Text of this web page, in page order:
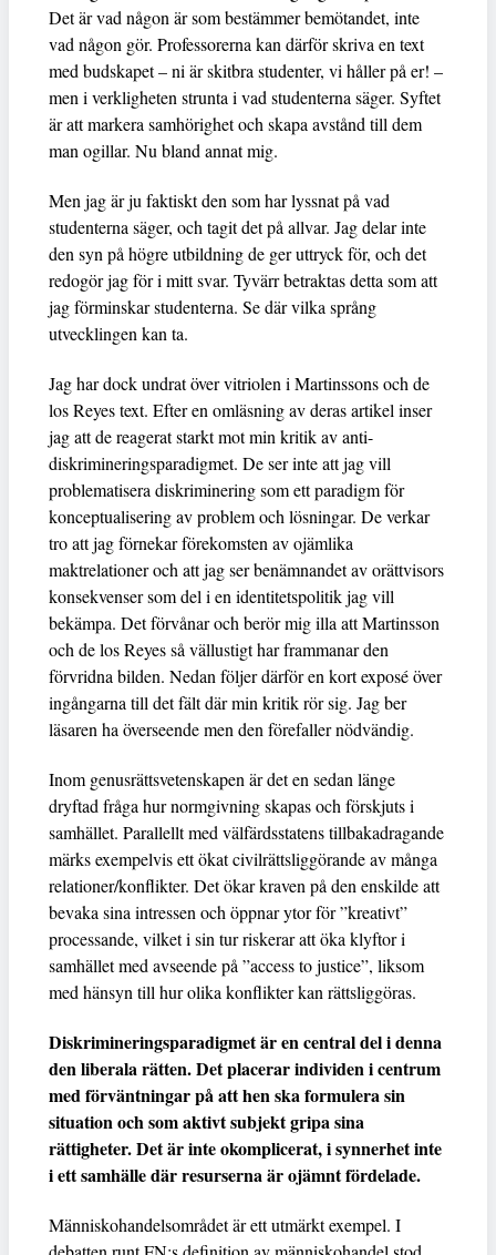
Det är vad någon är som bestämmer bemötandet, inte
vad någon gör. Professorerna kan därför skriva en text
med budskapet – ni är skitbra studenter, vi håller på er! –
men i verkligheten strunta i vad studenterna säger. Syftet
är att markera samhörighet och skapa avstånd till dem
man ogillar. Nu bland annat mig.
Men jag är ju faktiskt den som har lyssnat på vad
studenterna säger, och tagit det på allvar. Jag delar inte
den syn på högre utbildning de ger uttryck för, och det
redogör jag för i mitt svar. Tyvärr betraktas detta som att
jag förminskar studenterna. Se där vilka språng
utvecklingen kan ta.
Jag har dock undrat över vitriolen i Martinssons och de
los Reyes text. Efter en omläsning av deras artikel inser
jag att de reagerat starkt mot min kritik av anti-
diskrimineringsparadigmet. De ser inte att jag vill
problematisera diskriminering som ett paradigm för
konceptualisering av problem och lösningar. De verkar
tro att jag förnekar förekomsten av ojämlika
maktrelationer och att jag ser benämnandet av orättvisors
konsekvenser som del i en identitetspolitik jag vill
bekämpa. Det förvånar och berör mig illa att Martinsson
och de los Reyes så vällustigt har frammanar den
förvridna bilden. Nedan följer därför en kort exposé över
ingångarna till det fält där min kritik rör sig. Jag ber
läsaren ha överseende men den förefaller nödvändig.
Inom genusrättsvetenskapen är det en sedan länge
dryftad fråga hur normgivning skapas och förskjuts i
samhället. Parallellt med välfärdsstatens tillbakadragande
märks exempelvis ett ökat civilrättsliggörande av många
relationer/konflikter. Det ökar kraven på den enskilde att
bevaka sina intressen och öppnar ytor för ”kreativt”
processande, vilket i sin tur riskerar att öka klyftor i
samhället med avseende på ”access to justice”, liksom
med hänsyn till hur olika konflikter kan rättsliggöras.
Diskrimineringsparadigmet är en central del i denna
den liberala rätten. Det placerar individen i centrum
med förväntningar på att hen ska formulera sin
situation och som aktivt subjekt gripa sina
rättigheter. Det är inte okomplicerat, i synnerhet inte
i ett samhälle där resurserna är ojämnt fördelade.
Människohandelsområdet är ett utmärkt exempel. I